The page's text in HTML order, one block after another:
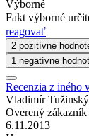
Výborné
Fakt výborné
reagovať
2 pozitívne
1 negatívne
Recenzia z iného
Vladimír Tužinský
Overený zákazník
6.11.2013